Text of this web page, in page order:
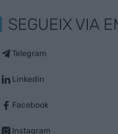
SEGUEIX VIA
Telegram
Linkedin
Facebook
Instagram